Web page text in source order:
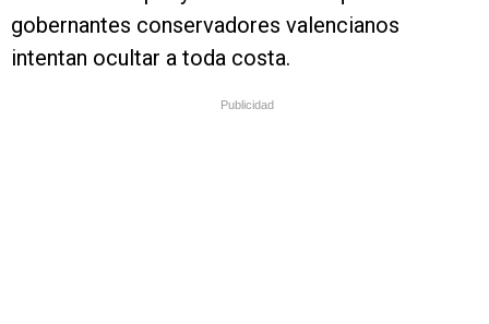
gobernantes conservadores valencianos
intentan ocultar a toda costa.
Publicidad